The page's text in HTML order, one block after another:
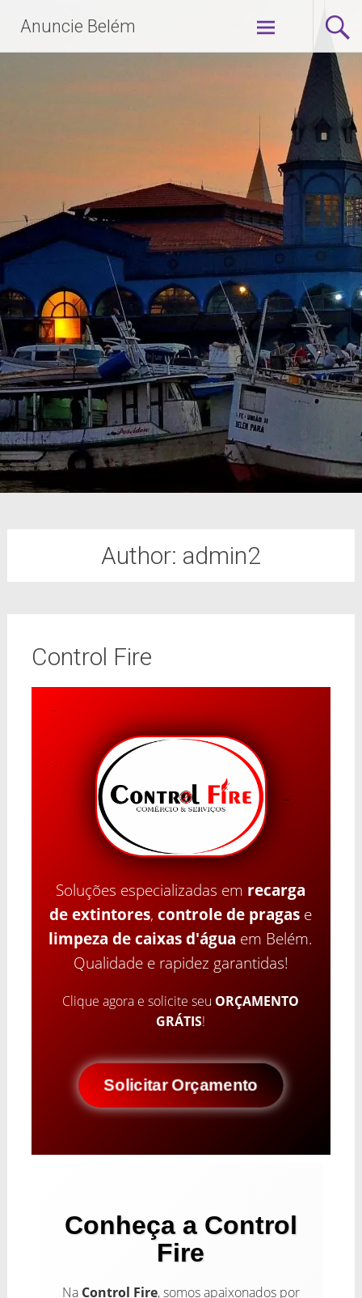
Anuncie Belém
Author: admin2
Control Fire
Soluções especializadas em recarga
de extintores,controle de pragas e
limpeza de caixas d'água em Belém.
Qualidade e rapidez garantidas!
Clique agora e solicite seu ORÇAMENTO
GRÁTIS!
Solicitar Orçamento
Conheça a Control
Fire
Na Control Fire, somos apaixonados por